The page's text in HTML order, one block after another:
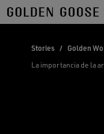
Skip
to
Stories / Golden
La importancia de la